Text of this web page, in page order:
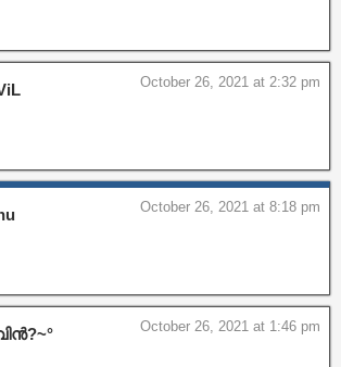
October 26, 2021 at 2:32 pm
October 26, 2021 at 8:18 pm
October 26, 2021 at 1:46 pm